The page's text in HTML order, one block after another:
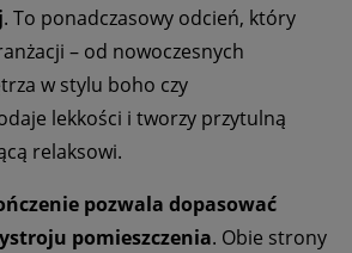
. To ponadczasowy odcień, który
– od nowoczesnych
w stylu boho czy
lekkości i tworzy przytulną
relaksowi.
pozwala dopasować
pomieszczenia. Obie strony